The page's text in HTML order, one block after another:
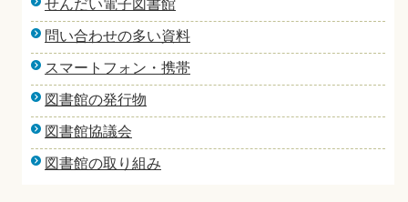
せんだい電子図書館
問い合わせの多い資料
スマートフォン・携帯
図書館の発行物
図書館協議会
図書館の取り組み